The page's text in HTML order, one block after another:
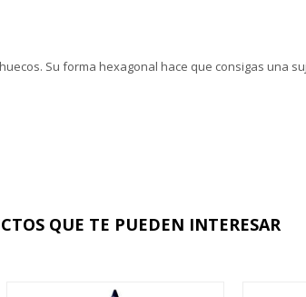
Su forma hexagonal hace que consigas una
QUE TE PUEDEN INTERESAR